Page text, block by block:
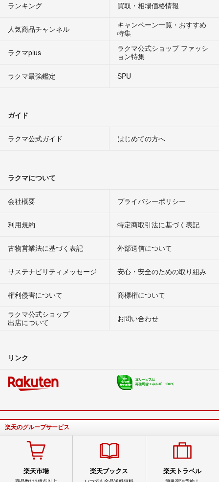
ランキング 買取・相場価格情報
人気商品チャンネル
キャンペーン一覧・おすすめ
特集
ラクマplus
ラクマ公式ショップ ファッシ
ョン特集
ラクマ最強鑑定
SPU
ガイド
ラクマ公式ガイド はじめての方へ
ラクマについて
会社概要 プライバシーポリシー
利用規約 特定商取引法に基づく表記
古物営業法に基づく表記 外部送信について
サステナビリティメッセージ 安心・安全のための取り組み
権利侵害について
商標権について
ラクマ公式ショップ
出店について
お問い合わせ
リンク
楽天のグループサービス
楽天市場 楽天ブックス 楽天トラベル